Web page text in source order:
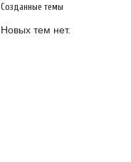
Созданные темы
Новых тем нет.